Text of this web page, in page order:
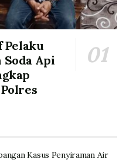
Pelaku
Api
Kasus Penyiraman Air